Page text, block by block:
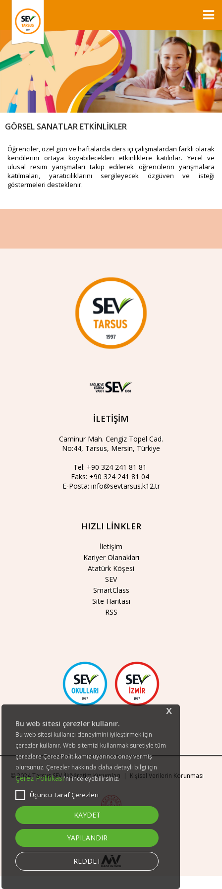
x
Bu web sitesi çerezler kullanır.
Bu web sitesi kullanıcı deneyimini iyileştirmek için
çerezler kullanır. Web sitemizi kullanmak suretiyle tüm
çerezlere Çerez Politikamız uyarınca onay vermiş
olursunuz. Çerezler hakkında daha detaylı bilgi için
Çerez Politikası'nı inceleyebilirsiniz.
Üçüncü Taraf Çerezleri
KAYDET
YAPILANDIR
REDDET
GÖRSEL SANATLAR ETKİNLİKLER
Öğrenciler, özel gün ve haftalarda ders içi çalışmalardan farklı olarak
kendilerini ortaya koyabilecekleri etkinliklere katılırlar. Yerel ve
ulusal resim yarışmaları takip edilerek öğrencilerin yarışmalara
katılmaları, yaratıcılıklarını sergileyecek özgüven ve isteği
göstermeleri desteklenir.
İLETİŞİM
Caminur Mah. Cengiz Topel Cad.
No:44, Tarsus, Mersin, Türkiye
Tel: +90 324 241 81 81
Faks: +90 324 241 81 04
E-Posta: info@sevtarsus.k12.tr
HIZLI LİNKLER
İletişim
Kariyer Olanakları
Atatürk Köşesi
SEV
SmartClass
Site Haritası
RSS
© 2024 Tarsus SEV İlköğretim Kurumları | Kişisel Verilerin Korunması